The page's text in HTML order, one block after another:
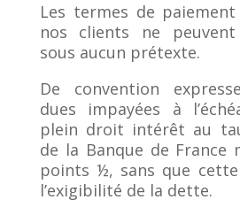
Les termes de paiement
nos clients ne
sous aucun prétexte.
De convention
dues impayées à
plein droit intérêt au
de la Banque de France
points ½, sans que
l’exigibilité de la dette.